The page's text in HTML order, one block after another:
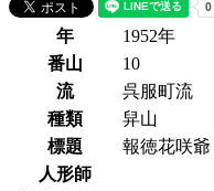
年
1952年
番山
10
流
呉服町流
種類
舁山
標題
報徳花咲爺
人形師